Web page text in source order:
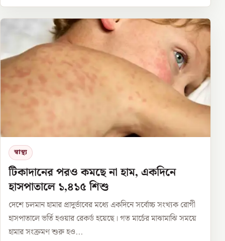
স্বাস্থ্য
টিকাদানের পরও কমছে না হাম, একদিনে
হাসপাতালে ১,৪১৫ শিশু
দেশে চলমান হামার প্রাদুর্ভাবের মধ্যে একদিনে সর্বোচ্চ সংখ্যক রোগী
হাসপাতালে ভর্তি হওয়ার রেকর্ড হয়েছে। গত মার্চের মাঝামাঝি সময়ে
হামার সংক্রমণ শুরু হও...